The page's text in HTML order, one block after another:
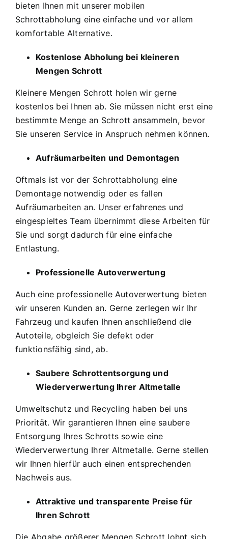
bieten Ihnen mit unserer mobilen
Schrottabholung eine einfache und vor allem
komfortable Alternative.
Kostenlose Abholung bei kleineren
Mengen Schrott
Kleinere Mengen Schrott holen wir gerne
kostenlos bei Ihnen ab. Sie müssen nicht erst eine
bestimmte Menge an Schrott ansammeln, bevor
Sie unseren Service in Anspruch nehmen können.
Aufräumarbeiten und Demontagen
Oftmals ist vor der Schrottabholung eine
Demontage notwendig oder es fallen
Aufräumarbeiten an. Unser erfahrenes und
eingespieltes Team übernimmt diese Arbeiten für
Sie und sorgt dadurch für eine einfache
Entlastung.
Professionelle Autoverwertung
Auch eine professionelle Autoverwertung bieten
wir unseren Kunden an. Gerne zerlegen wir Ihr
Fahrzeug und kaufen Ihnen anschließend die
Autoteile, obgleich Sie defekt oder
funktionsfähig sind, ab.
Saubere Schrottentsorgung und
Wiederverwertung Ihrer Altmetalle
Umweltschutz und Recycling haben bei uns
Priorität. Wir garantieren Ihnen eine saubere
Entsorgung Ihres Schrotts sowie eine
Wiederverwertung Ihrer Altmetalle. Gerne stellen
wir Ihnen hierfür auch einen entsprechenden
Nachweis aus.
Attraktive und transparente Preise für
Ihren Schrott
Die Abgabe größerer Mengen Schrott lohnt sich